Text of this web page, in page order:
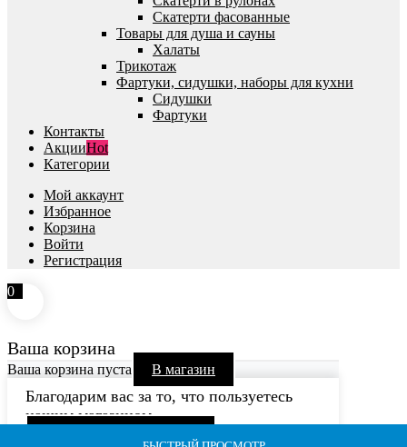
Скатерти фасованные
Товары для душа и сауны
Халаты
Трикотаж
Фартуки, сидушки, наборы для кухни
Сидушки
Фартуки
Контакты
АкцииHot
Категории
Мой аккаунт
Избранное
Корзина
Войти
Регистрация
0
Ваша корзина
Ваша корзина пуста В магазин
Благодарим вас за то, что пользуетесь
нашим магазином